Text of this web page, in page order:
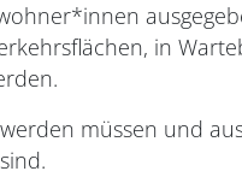
in
müssen und